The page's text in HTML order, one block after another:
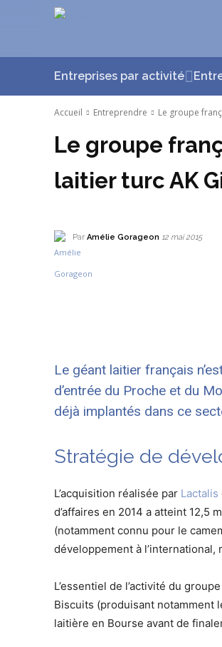
Entreprises par activité
Accueil Entreprendre Le groupe
Le groupe
laitier turc AK
Par Amélie Gorageon 12 mai 2015
Le géant laitier français
d’entrée du Proche et du
déjà implantés dans ce
Stratégie de
L’acquisition réalisée par Lactalis
d’affaires en 2014 a atteint 12,5
(notamment connu pour le
développement à
L’essentiel de l’activité du
Biscuits (produisant notamment
laitière en Bourse avant de